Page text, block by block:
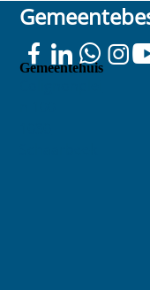
Gemeentehuis